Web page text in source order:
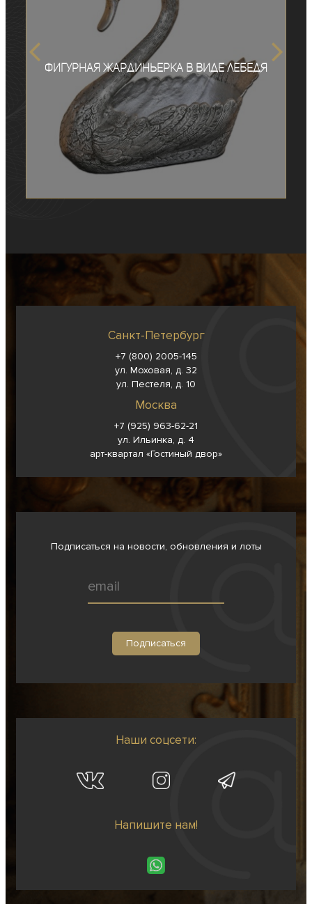
Фигурная жардиньерка в виде лебедя
Санкт-Петербург
+7 (800) 2005-145
ул. Моховая, д. 32
ул. Пестеля, д. 10
Москва
+7 (925) 963-62-21
ул. Ильинка, д. 4
арт-квартал «Гостиный двор»
Подписаться на новости, обновления и лоты
Наши соцсети:
Напишите нам!